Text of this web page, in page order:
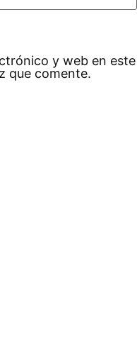
y web en este
que comente.